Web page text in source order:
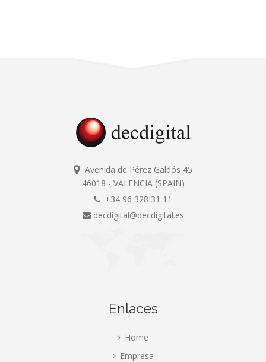
Avenida de Pérez Galdós 45
46018 - VALENCIA (SPAIN)
+34 96 328 31 11
decdigital@decdigital.es
Enlaces
Home
Empresa